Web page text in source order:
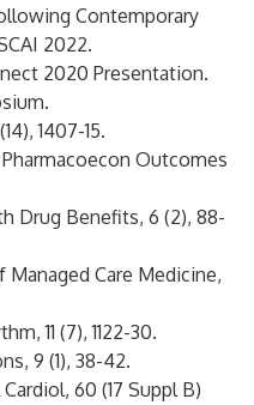
Contemporary
2022.
2020 Presentation.
1407-15.
Outcomes
Drug Benefits, 6 (2), 88-
Managed Care Medicine,
11 (7), 1122-30.
9 (1), 38-42.
60 (17 Suppl B)